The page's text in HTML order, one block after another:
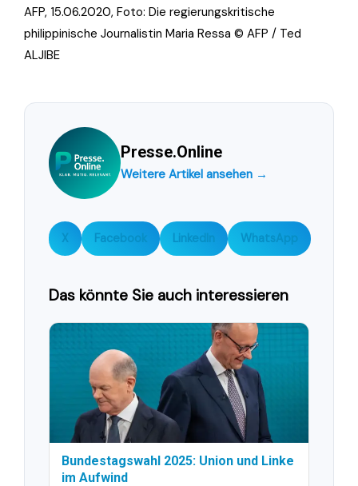
AFP, 15.06.2020, Foto: Die regierungskritische
philippinische Journalistin Maria Ressa © AFP / Ted
ALJIBE
Presse.Online
Weitere Artikel ansehen →
X Facebook LinkedIn WhatsApp
Das könnte Sie auch interessieren
Bundestagswahl 2025: Union und Linke
im Aufwind